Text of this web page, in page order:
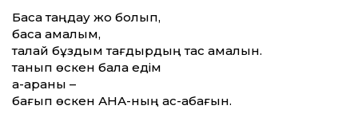
Басқа таңдау жоқ болып,
басқа амалым,
талай бұздым тағдырдың тас қамалын.
танып өскен бала едім
ақ-қараны –
бағып өскен АНА-ның қас-қабағын.